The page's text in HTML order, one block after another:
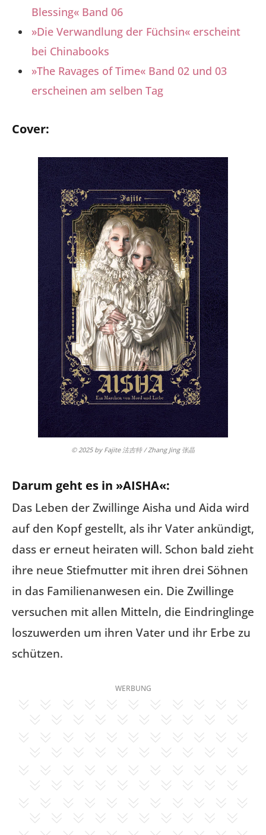
Blessing« Band 06
»Die Verwandlung der Füchsin« erscheint
bei Chinabooks
»The Ravages of Time« Band 02 und 03
erscheinen am selben Tag
Cover:
© 2025 by Fajite 法吉特 / Zhang Jing 张晶
Darum geht es in »AISHA«:
Das Leben der Zwillinge Aisha und Aida wird
auf den Kopf gestellt, als ihr Vater ankündigt,
dass er erneut heiraten will. Schon bald zieht
ihre neue Stiefmutter mit ihren drei Söhnen
in das Familienanwesen ein. Die Zwillinge
versuchen mit allen Mitteln, die Eindringlinge
loszuwerden um ihren Vater und ihr Erbe zu
schützen.
WERBUNG